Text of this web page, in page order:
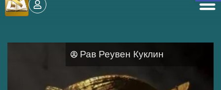
Рав Реувен Куклин